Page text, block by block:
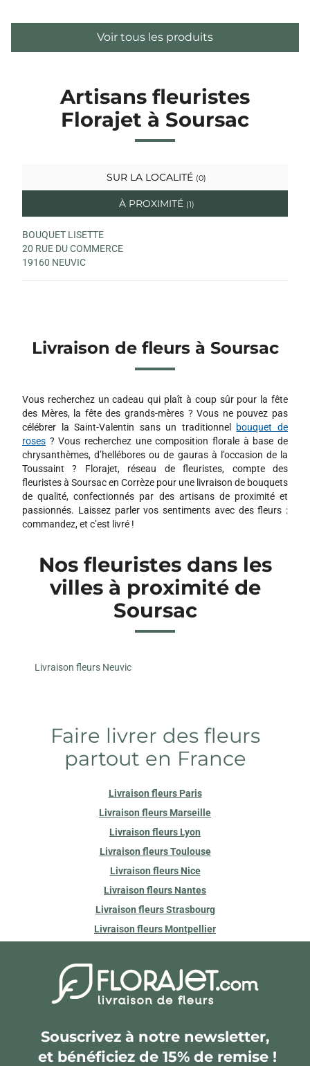
Voir tous les produits
Artisans fleuristes
Florajet à Soursac
SUR LA LOCALITÉ (0)
À PROXIMITÉ (1)
BOUQUET LISETTE
20 RUE DU COMMERCE
19160 NEUVIC
Livraison de fleurs à Soursac
Vous recherchez un cadeau qui plaît à coup sûr pour la fête
des Mères, la fête des grands-mères ? Vous ne pouvez pas
célébrer la Saint-Valentin sans un traditionnel bouquet de
roses ? Vous recherchez une composition florale à base de
chrysanthèmes, d’hellébores ou de gauras à l’occasion de la
Toussaint ? Florajet, réseau de fleuristes, compte des
fleuristes à Soursac en Corrèze pour une livraison de bouquets
de qualité, confectionnés par des artisans de proximité et
passionnés. Laissez parler vos sentiments avec des fleurs :
commandez, et c’est livré !
Nos fleuristes dans les
villes à proximité de
Soursac
Livraison fleurs Neuvic
Faire livrer des fleurs
partout en France
Livraison fleurs Paris
Livraison fleurs Marseille
Livraison fleurs Lyon
Livraison fleurs Toulouse
Livraison fleurs Nice
Livraison fleurs Nantes
Livraison fleurs Strasbourg
Livraison fleurs Montpellier
Souscrivez à notre newsletter,
et bénéficiez de 15% de remise !